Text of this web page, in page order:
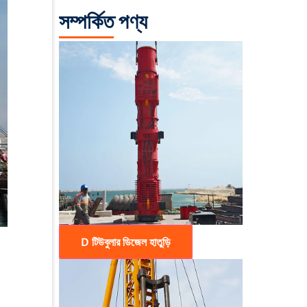
সম্পর্কিত পণ্য
D টিউবুলার ডিজেল হাতুড়ি